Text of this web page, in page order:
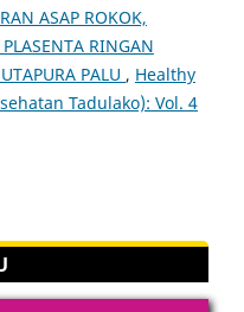
ASAP ROKOK,
RINGAN
PALU , Healthy
Tadulako): Vol. 4